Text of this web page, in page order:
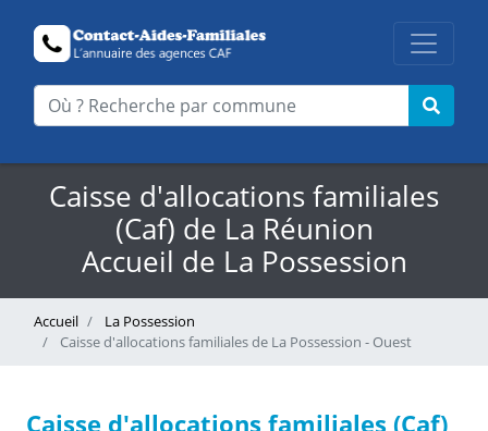
Caisse d'allocations familiales
(Caf) de La Réunion
Accueil de La Possession
Accueil
La Possession
Caisse d'allocations familiales de La Possession - Ouest
Caisse d'allocations familiales (Caf)